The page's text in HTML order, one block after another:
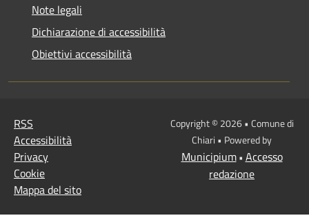
Note legali
Dichiarazione di accessibilità
Obiettivi accessibilità
RSS
Accessibilità
Privacy
Cookie
Mappa del sito
Copyright © 2026 • Comune di
Chiari • Powered by
Municipium• Accesso
redazione